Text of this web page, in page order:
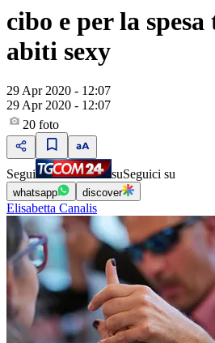
cibo e per la
abiti sexy
29 Apr 2020 - 12:07
29 Apr 2020 - 12:07
20 foto
Segui suSeguici su
whatsapp discover
Elisabetta Canalis